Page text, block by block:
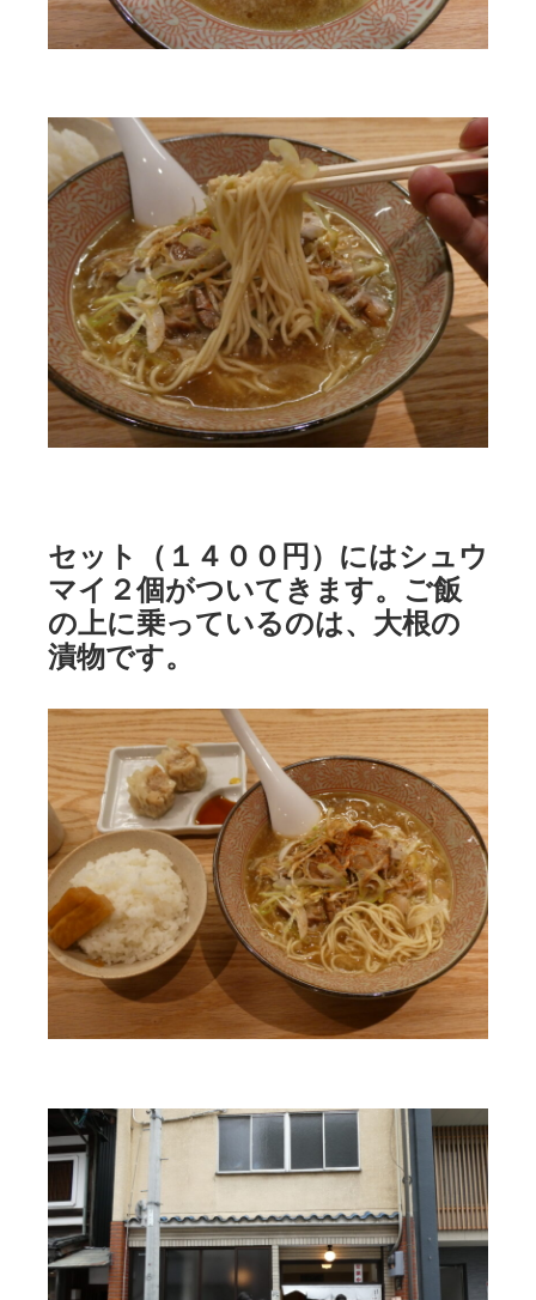
セット（１４００円）にはシュウ
マイ２個がついてきます。ご飯
の上に乗っているのは、大根の
漬物です。